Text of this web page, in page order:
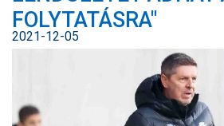
NYITÓLAP
HÍREK
CSAPATOK
FOLYTATÁSRA"
2021-12-05